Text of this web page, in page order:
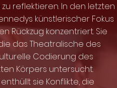
reflektieren. In den letzten
künstlerischer Fokus
Rückzug konzentriert. Sie
das Theatralische des
Codierung des
Körpers untersucht.
sie Konflikte, die